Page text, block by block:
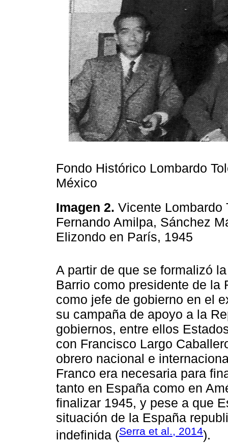
Fondo Histórico Lombardo
México
Imagen 2. Vicente Lombardo
Fernando Amilpa, Sánchez
Elizondo en París, 1945
A partir de que se formalizó
Barrio como presidente de la
como jefe de gobierno en el
su campaña de apoyo a la
gobiernos, entre ellos
con Francisco Largo
obrero nacional e
Franco era necesaria para
tanto en España como en
finalizar 1945, y pese a que
situación de la España
indefinida (Serra et al., 2014).